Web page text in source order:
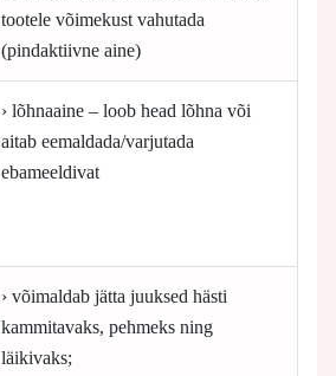
tootele võimekust vahutada
(pindaktiivne aine)
› lõhnaaine – loob head lõhna või
aitab eemaldada/varjutada
ebameeldivat
› võimaldab jätta juuksed hästi
kammitavaks, pehmeks ning
läikivaks;